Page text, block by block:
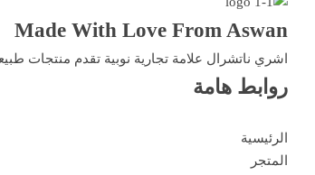
Made With Love From Aswan
اشري ناتشرال علامة تجارية نوبية تقدم منتجات
روابط هامة
الرئيسية
المتجر